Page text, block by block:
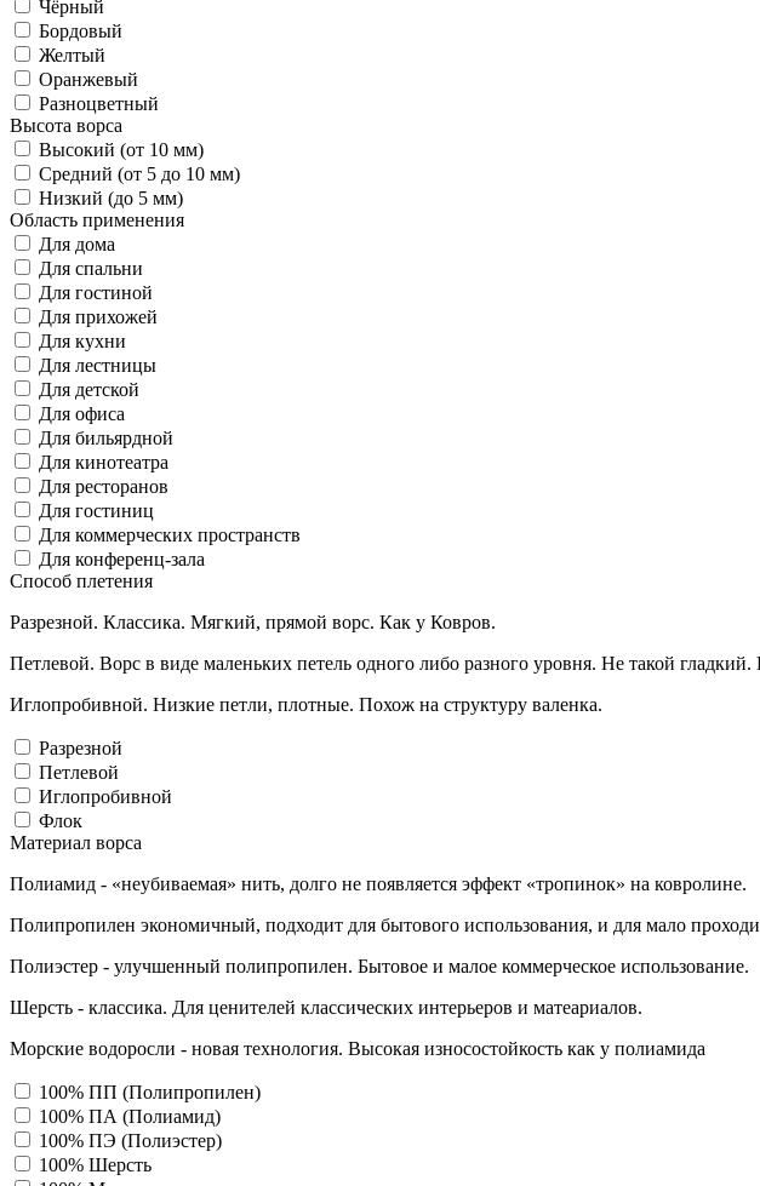
Чёрный
Бордовый
Желтый
Оранжевый
Разноцветный
Высота ворса
Высокий (от 10 мм)
Средний (от 5 до 10 мм)
Низкий (до 5 мм)
Область применения
Для дома
Для спальни
Для гостиной
Для прихожей
Для кухни
Для лестницы
Для детской
Для офиса
Для бильярдной
Для кинотеатра
Для ресторанов
Для гостиниц
Для коммерческих пространств
Для конференц-зала
Способ плетения
Разрезной. Классика. Мягкий, прямой ворс. Как у Ковров.
Петлевой. Ворс в виде маленьких петель одного либо разного уровня. Не такой
Иглопробивной. Низкие петли, плотные. Похож на структуру валенка.
Разрезной
Петлевой
Иглопробивной
Флок
Материал ворса
Полиамид - «неубиваемая» нить, долго не появляется эффект «тропинок» на ковролине.
Полипропилен экономичный, подходит для бытового использования, и для мало
Полиэстер - улучшенный полипропилен. Бытовое и малое коммерческое использование.
Шерсть - классика. Для ценителей классических интерьеров и матеариалов.
Морские водоросли - новая технология. Высокая износостойкость как у полиамида
100% ПП (Полипропилен)
100% ПА (Полиамид)
100% ПЭ (Полиэстер)
100% Шерсть